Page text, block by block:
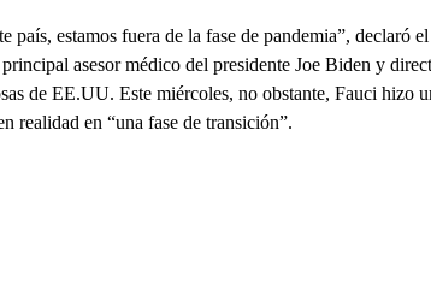
país, estamos fuera de la fase de pandemia”, declaró
asesor médico del presidente Joe Biden y
de EE.UU. Este miércoles, no obstante, Fauci hizo
realidad en “una fase de transición”.